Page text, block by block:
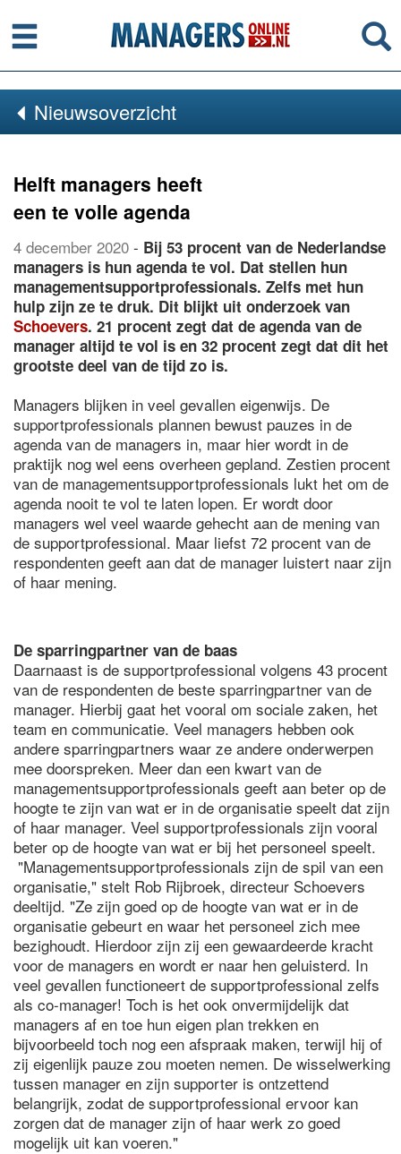
Menu
Nieuwsoverzicht
Helft managers heeft
een te volle agenda
4 december 2020 - Bij 53 procent van de Nederlandse
managers is hun agenda te vol. Dat stellen hun
managementsupportprofessionals. Zelfs met hun
hulp zijn ze te druk. Dit blijkt uit onderzoek van
Schoevers. 21 procent zegt dat de agenda van de
manager altijd te vol is en 32 procent zegt dat dit het
grootste deel van de tijd zo is.
Managers blijken in veel gevallen eigenwijs. De
supportprofessionals plannen bewust pauzes in de
agenda van de managers in, maar hier wordt in de
praktijk nog wel eens overheen gepland. Zestien procent
van de managementsupportprofessionals lukt het om de
agenda nooit te vol te laten lopen. Er wordt door
managers wel veel waarde gehecht aan de mening van
de supportprofessional. Maar liefst 72 procent van de
respondenten geeft aan dat de manager luistert naar zijn
of haar mening.
De sparringpartner van de baas
Daarnaast is de supportprofessional volgens 43 procent
van de respondenten de beste sparringpartner van de
manager. Hierbij gaat het vooral om sociale zaken, het
team en communicatie. Veel managers hebben ook
andere sparringpartners waar ze andere onderwerpen
mee doorspreken. Meer dan een kwart van de
managementsupportprofessionals geeft aan beter op de
hoogte te zijn van wat er in de organisatie speelt dat zijn
of haar manager. Veel supportprofessionals zijn vooral
beter op de hoogte van wat er bij het personeel speelt.
"Managementsupportprofessionals zijn de spil van een
organisatie," stelt Rob Rijbroek, directeur Schoevers
deeltijd. "Ze zijn goed op de hoogte van wat er in de
organisatie gebeurt en waar het personeel zich mee
bezighoudt. Hierdoor zijn zij een gewaardeerde kracht
voor de managers en wordt er naar hen geluisterd. In
veel gevallen functioneert de supportprofessional zelfs
als co-manager! Toch is het ook onvermijdelijk dat
managers af en toe hun eigen plan trekken en
bijvoorbeeld toch nog een afspraak maken, terwijl hij of
zij eigenlijk pauze zou moeten nemen. De wisselwerking
tussen manager en zijn supporter is ontzettend
belangrijk, zodat de supportprofessional ervoor kan
zorgen dat de manager zijn of haar werk zo goed
mogelijk uit kan voeren."